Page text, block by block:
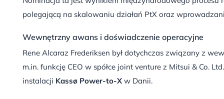
polegającą na skalowaniu działań PtX oraz
Wewnętrzny awans i doświadczenie operacyjne
Rene Alcaraz Frederiksen był dotychczas związany z
m.in. funkcję CEO w spółce joint venture z Mitsui & Co.
instalacji Kassø Power-to-X w Danii.